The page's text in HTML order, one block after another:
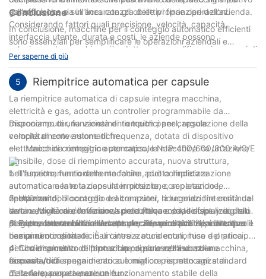
garantire che sia in linea con gli obiettivi finanziari dell'azienda.
sull'efficienza e sull'accuratezza delle proprie operazioni.
Considerando fattori quali precisione, velocità, capacità,
interfaccia utente, durata e costi, le aziende possono
selezionare la macchina più adatta per semplificare i processi di
gestione del contante e migliorare l'efficienza operativa
complessiva.
Conclusione
In conclusione, macchine per il conteggio automatico efficienti
sono essenziali per semplificare le operazioni aziendali e
aumentare la produttività. Con 13 anni di esperienza nel
tecnologia più recente per ottimizzare i nostri processi.
Incorporando queste macchine nel nostro flusso di lavoro,
siamo stati in grado di migliorare la precisione, risparmiare
tempo e ridurre l'errore umano. Di conseguenza, le nostre
operazioni aziendali sono diventate più snelle ed efficienti,
portando in definitiva a maggiore successo e redditività.
Investire in macchine per il conteggio automatico è una
decisione intelligente per qualsiasi azienda che desideri
rimanere competitiva nel mercato frenetico di oggi.
Per saperne di più
5 Riempitrice automatica per capsule
La riempitrice automatica di capsule integra macchina,
elettricità e gas, adotta un controller programmabile da
microcomputer, funzionamento touch panel, regolazione della
velocità di conversione di frequenza, dotata di dispositivo
elettronico di conteggio automatico, la macchina ha un'azione
sensibile, dose di riempimento accurata, nuova struttura,
bell'aspetto, funzionamento facile , può completare
automaticamente la capsula in posizione, separazione,
riempimento, bloccaggio e altre azioni, riducendo l'intensità del
lavoro. Migliorare l'efficienza produttiva e soddisfare i requisiti
di igiene farmaceutica. Adatto per riempire tutti i tipi di capsule
nazionali o importate. È un'attrezzatura economica e pratica
per il riempimento di farmaci in capsule nell'industria
farmaceutica.
Disponiamo di una varietà di riempitrici per capsule
completamente automatiche.
一：Macchina riempitrice per capsule NJP-400/600/800 A/C/E
1. Il funzionamento della macchina adotta l'indicizzazione
automatica e la rotazione intermittente, completando le
operazioni di
semina/divisione/rimozione/spreco/blocco/rilascio/pulizia dello
stampo, ottenendo un'elevata precisione di posizionamento e
bassa rumorosità.
2. Utilizzando il controllo del computer, la regolazione continua
della velocità di conversione della frequenza, il display digitale
per ottenere un funzionamento facile, accattivante e intuitivo
3. Buona adattabilità alle capsule, alta probabilità, adatto per il
riempimento di medicinali cinesi e occidentali, l'uso del principio
di funzionamento del tipo a tappo poroso/misurazione
accurata/differenza di carico è migliore rispetto agli standard
della farmacopea nazionale.
4. Con dispositivo di protezione di sicurezza uomo-macchina,
dispositivo di spegnimento automatico per mancanza di
materiale, per ottenere un funzionamento stabile della
二：Riempitrice per capsule NJP-1200C